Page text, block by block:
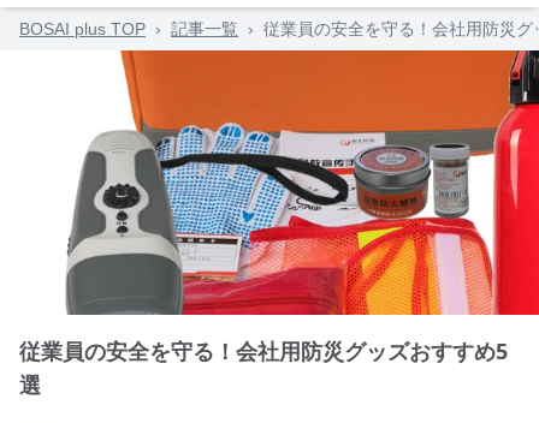
BOSAI plus TOP › 記事一覧 › 従業員の安全を守る！会社用防災グ
従業員の安全を守る！会社用防災グッズおすすめ5
選